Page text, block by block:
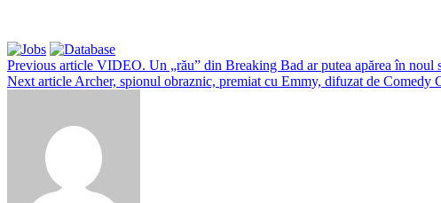
Previous article VIDEO. Un „rău” din Breaking Bad ar putea apărea în noul
Next article Archer, spionul obraznic, premiat cu Emmy, difuzat de Comedy